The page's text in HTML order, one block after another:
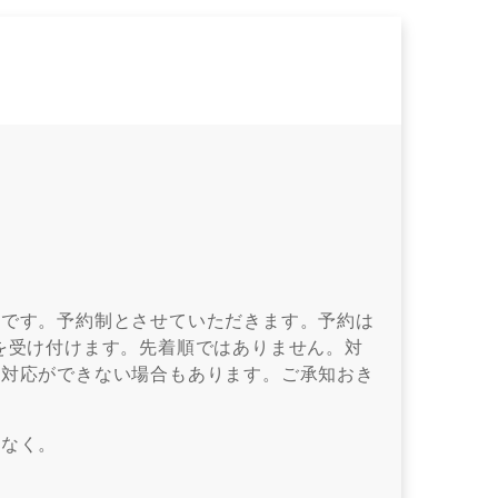
す。予約制とさせていただきます。予約は
け付けます。先着順ではありません。対
応ができない場合もあります。ご承知おき
く。